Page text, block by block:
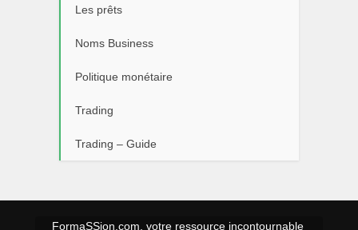
Les prêts
Noms Business
Politique monétaire
Trading
Trading – Guide
FormaSSion.com, votre ressource incontournable